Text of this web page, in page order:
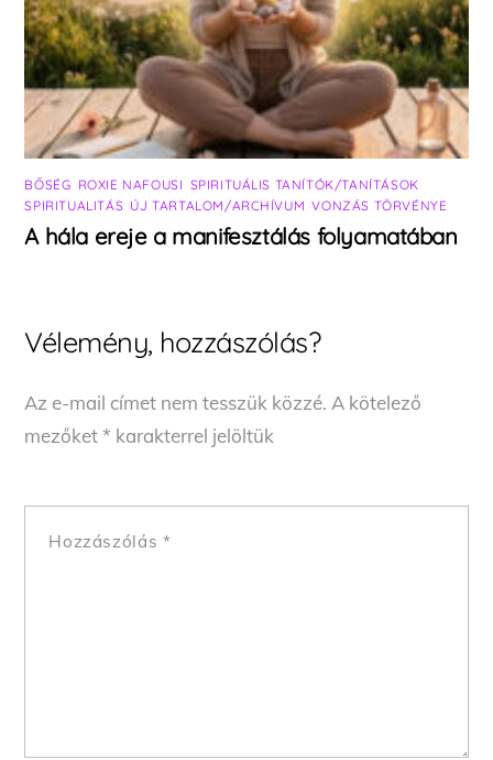
BŐSÉG ROXIE NAFOUSI SPIRITUÁLIS TANÍTÓK/TANÍTÁSOK
SPIRITUALITÁS ÚJ TARTALOM/ARCHÍVUM ,VONZÁS TÖRVÉNYE
A hála ereje a manifesztálás folyamatában
Vélemény, hozzászólás?
Az e-mail címet nem tesszük közzé. A kötelező
mezőket* karakterrel jelöltük
Hozzászólás *